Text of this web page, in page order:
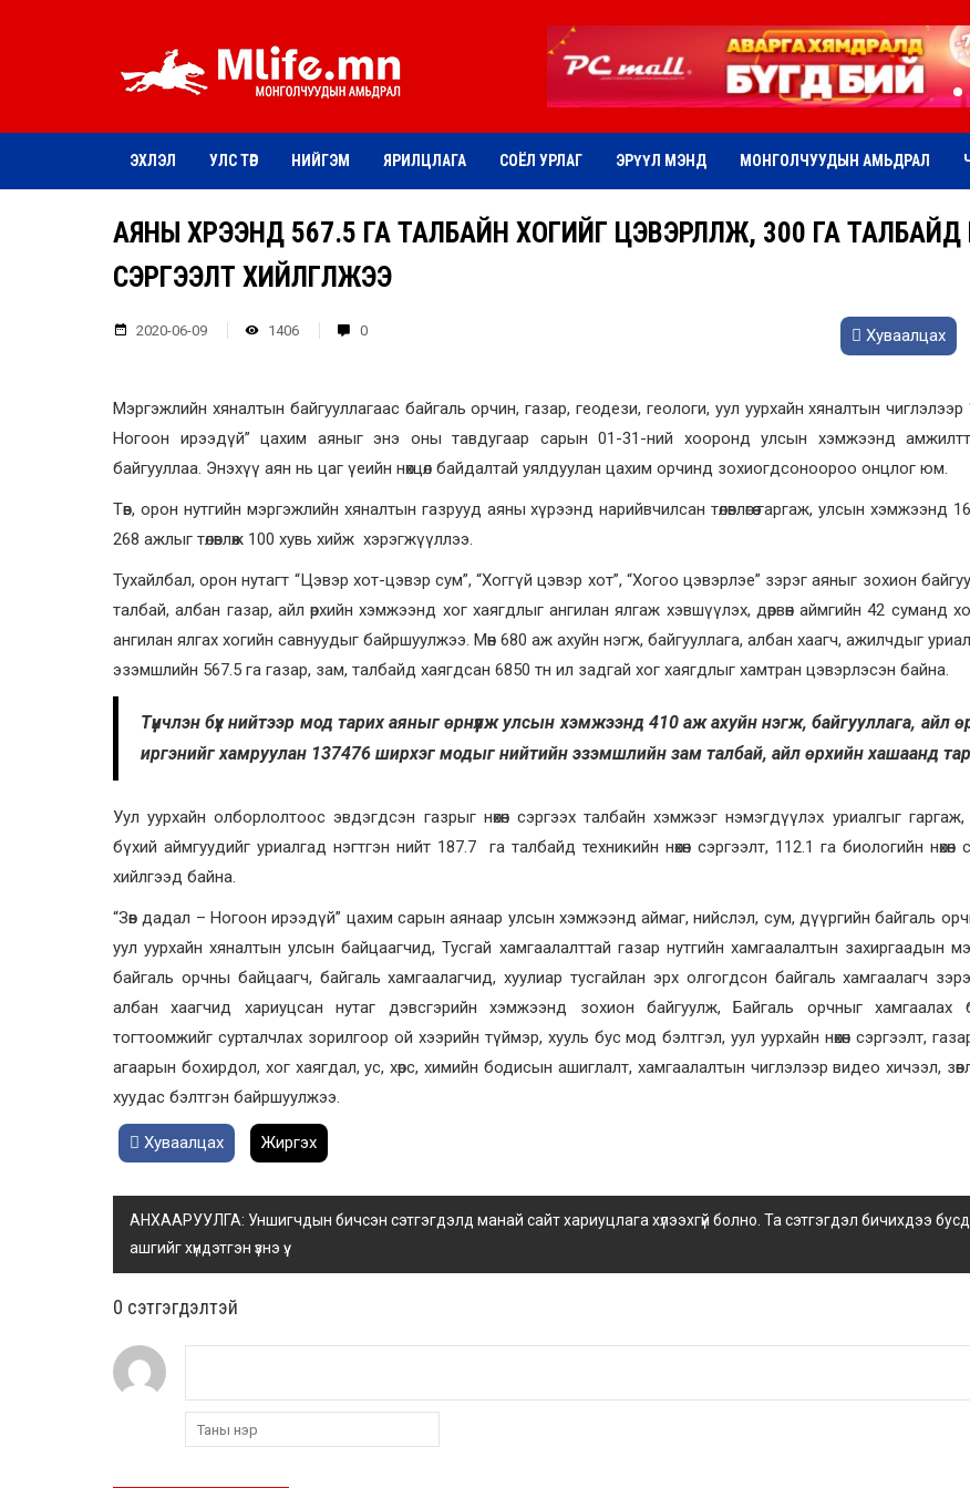
ЭХЛЭЛ УЛС ТӨР НИЙГЭМ ЯРИЛЦЛАГА СОЁЛ УРЛАГ ЭРҮҮЛ МЭНД МОНГОЛЧУУДЫН АМЬДРАЛ
АЯНЫ ХҮРЭЭНД 567.5 ГА ТАЛБАЙН ХОГИЙГ ЦЭВЭРЛҮҮЛЖ, 300 ГА
СЭРГЭЭЛТ ХИЙЛГҮҮЛЖЭЭ
2020-06-09 1406 0 Хуваалцах
Мэргэжлийн хяналтын байгууллагаас байгаль орчин, газар, геодези, геологи, уул уурхайн хяналтын чиглэлээр
Ногоон ирээдүй” цахим аяныг энэ оны тавдугаар сарын 01-31-ний хооронд улсын хэмжээнд
байгууллаа. Энэхүү аян нь цаг үеийн нөхцөл байдалтай уялдуулан цахим орчинд зохиогдсоноороо онцлог юм.
Төв, орон нутгийн мэргэжлийн хяналтын газрууд аяны хүрээнд нарийвчилсан төлөвлөгөө гаргаж, улсын хэмжээнд
268 ажлыг төлөвлөж 100 хувь хийж хэрэгжүүллээ.
Тухайлбал, орон нутагт “Цэвэр хот-цэвэр сум”, “Хоггүй цэвэр хот”, “Хогоо цэвэрлэе” зэрэг аяныг зохион
талбай, албан газар, айл өрхийн хэмжээнд хог хаягдлыг ангилан ялгаж хэвшүүлэх, дөрвөн аймгийн 42 суманд
ангилан ялгах хогийн савнуудыг байршуулжээ. Мөн 680 аж ахуйн нэгж, байгууллага, албан хаагч, ажилчдыг
эзэмшлийн 567.5 га газар, зам, талбайд хаягдсан 6850 тн ил задгай хог хаягдлыг хамтран цэвэрлэсэн байна.
Түүнчлэн бүх нийтээр мод тарих аяныг өрнүүлж улсын хэмжээнд 410 аж ахуйн нэгж, байгууллага, айл
иргэнийг хамруулан 137476 ширхэг модыг нийтийн эзэмшлийн зам талбай, айл өрхийн хашаанд
Уул уурхайн олборлолтоос эвдэгдсэн газрыг нөхөн сэргээх талбайн хэмжээг нэмэгдүүлэх уриалгыг гаргаж,
бүхий аймгуудийг уриалгад нэгтгэн нийт 187.7 га талбайд техникийн нөхөн сэргээлт, 112.1 га биологийн нөхөн
хийлгээд байна.
“Зөв дадал – Ногоон ирээдүй” цахим сарын аянаар улсын хэмжээнд аймаг, нийслэл, сум, дүүргийн байгаль
уул уурхайн хяналтын улсын байцаагчид, Тусгай хамгаалалттай газар нутгийн хамгаалалтын захиргаадын
байгаль орчны байцаагч, байгаль хамгаалагчид, хуулиар тусгайлан эрх олгогдсон байгаль хамгаалагч
албан хаагчид хариуцсан нутаг дэвсгэрийн хэмжээнд зохион байгуулж, Байгаль орчныг хамгаалах
тогтоомжийг сурталчлах зорилгоор ой хээрийн түймэр, хууль бус мод бэлтгэл, уул уурхайн нөхөн сэргээлт,
агаарын бохирдол, хог хаягдал, ус, хөрс, химийн бодисын ашиглалт, хамгаалалтын чиглэлээр видео хичээл,
хуудас бэлтгэн байршуулжээ.
Хуваалцах Жиргэх
АНХААРУУЛГА: Уншигчдын бичсэн сэтгэгдэлд манай сайт хариуцлага хүлээхгүй болно. Та сэтгэгдэл бичихдээ
ашгийг хүндэтгэн үзнэ үү.
0 cэтгэгдэлтэй